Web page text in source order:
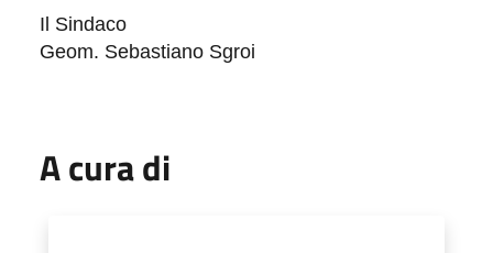
Il Sindaco
Geom. Sebastiano Sgroi
A cura di